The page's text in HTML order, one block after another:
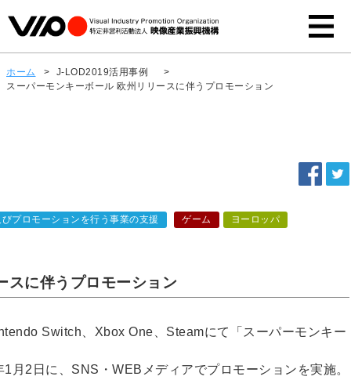
ホーム > J-LOD2019活用事例
>
スーパーモンキーボール 欧州リリースに伴うプロモーション
プロモーションを行う事業の支援 ゲーム ヨーロッパ
スに伴うプロモーション
Switch、Xbox One、Steamにて「スーパーモンキー
月2日に、SNS・WEBメディアでプロモーションを実施。